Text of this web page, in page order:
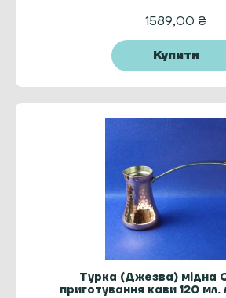
1589,00 ₴
Купити
Турка (Джезва) мідна
приготування кави 120 мл.